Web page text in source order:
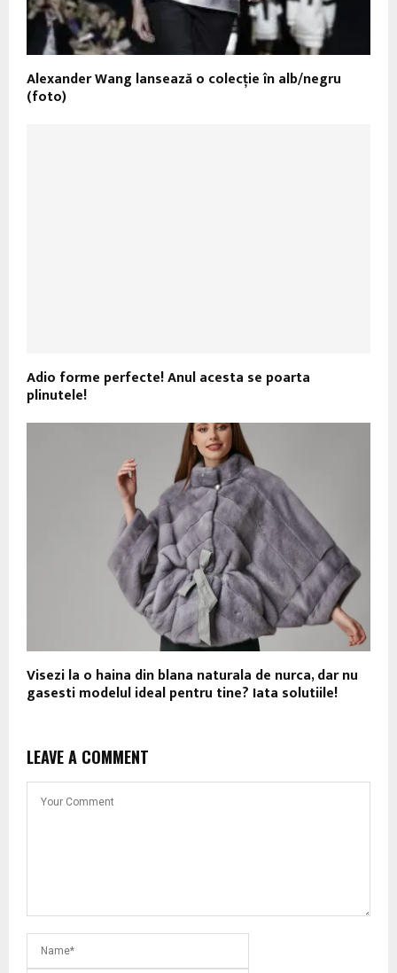
Alexander Wang lansează o colecție în alb/negru
(foto)
Adio forme perfecte! Anul acesta se poarta
plinutele!
Visezi la o haina din blana naturala de nurca, dar nu
gasesti modelul ideal pentru tine? Iata solutiile!
LEAVE A COMMENT